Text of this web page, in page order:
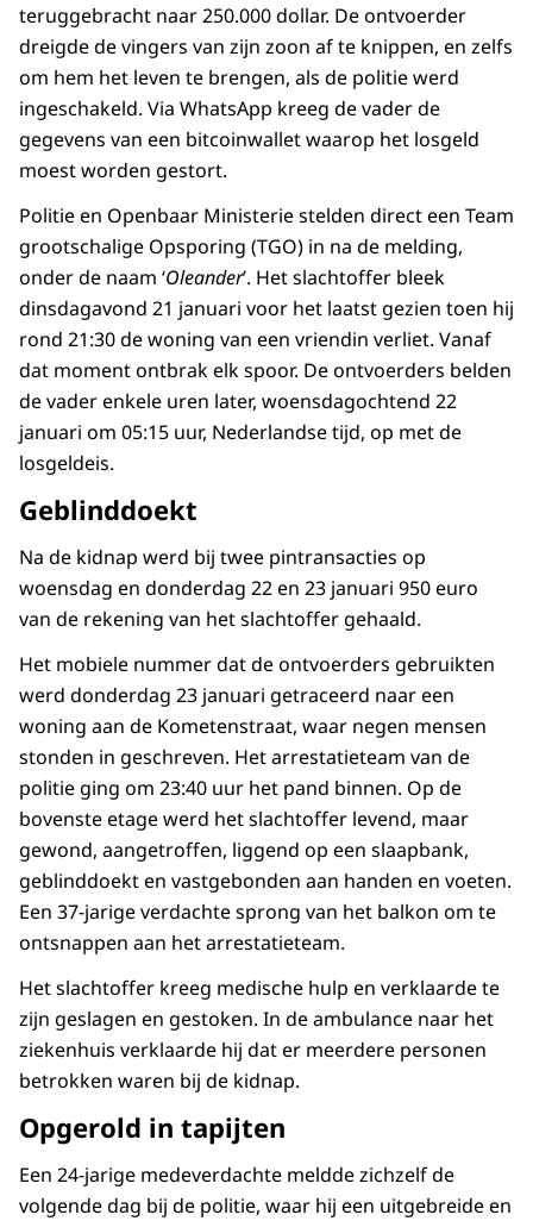
teruggebracht naar 250.000 dollar. De ontvoerder
dreigde de vingers van zijn zoon af te knippen, en zelfs
om hem het leven te brengen, als de politie werd
ingeschakeld. Via WhatsApp kreeg de vader de
gegevens van een bitcoinwallet waarop het losgeld
moest worden gestort.
Politie en Openbaar Ministerie stelden direct een Team
grootschalige Opsporing (TGO) in na de melding,
onder de naam ‘Oleander’. Het slachtoffer bleek
dinsdagavond 21 januari voor het laatst gezien toen hij
rond 21:30 de woning van een vriendin verliet. Vanaf
dat moment ontbrak elk spoor. De ontvoerders belden
de vader enkele uren later, woensdagochtend 22
januari om 05:15 uur, Nederlandse tijd, op met de
losgeldeis.
Geblinddoekt
Na de kidnap werd bij twee pintransacties op
woensdag en donderdag 22 en 23 januari 950 euro
van de rekening van het slachtoffer gehaald.
Het mobiele nummer dat de ontvoerders gebruikten
werd donderdag 23 januari getraceerd naar een
woning aan de Kometenstraat, waar negen mensen
stonden in geschreven. Het arrestatieteam van de
politie ging om 23:40 uur het pand binnen. Op de
bovenste etage werd het slachtoffer levend, maar
gewond, aangetroffen, liggend op een slaapbank,
geblinddoekt en vastgebonden aan handen en voeten.
Een 37-jarige verdachte sprong van het balkon om te
ontsnappen aan het arrestatieteam.
Het slachtoffer kreeg medische hulp en verklaarde te
zijn geslagen en gestoken. In de ambulance naar het
ziekenhuis verklaarde hij dat er meerdere personen
betrokken waren bij de kidnap.
Opgerold in tapijten
Een 24-jarige medeverdachte meldde zichzelf de
volgende dag bij de politie, waar hij een uitgebreide en